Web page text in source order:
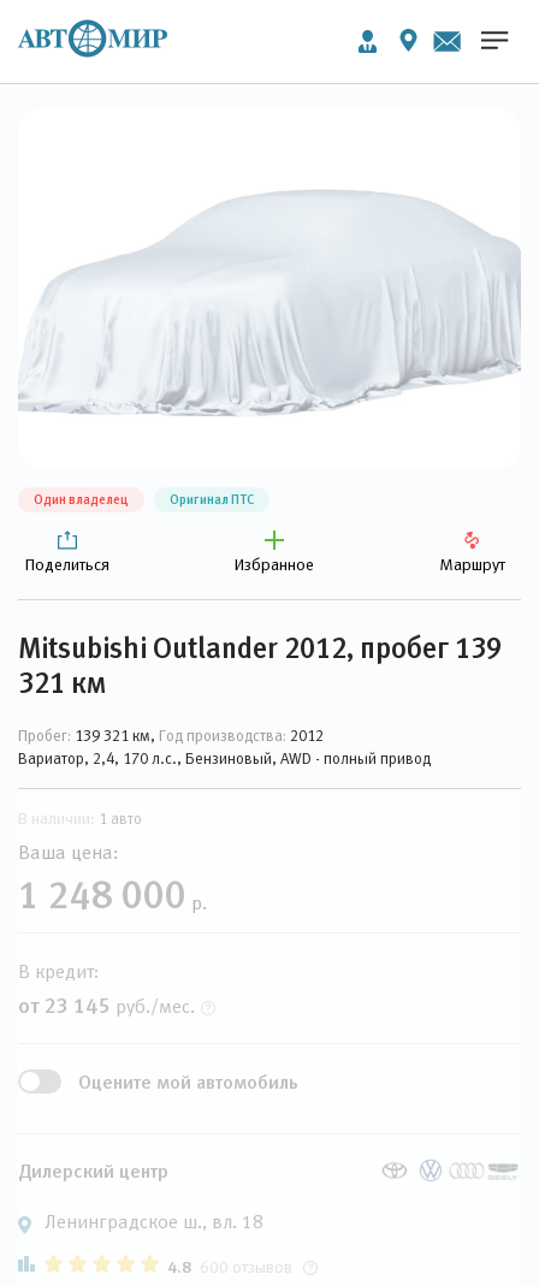
Один владелец Оригинал ПТС
Поделиться Избранное Маршрут
Mitsubishi Outlander 2012, пробег 139
321 км
Пробег: 139 321 км, Год производства: 2012
Вариатор, 2,4, 170 л.с., Бензиновый, AWD - полный привод
В наличии: 1 авто
Ваша цена:
1 248 000 р.
В кредит:
от 23 145 руб./мес.
Оцените мой автомобиль
Дилерский центр
Ленинградское ш., вл. 18
4.8 600 отзывов